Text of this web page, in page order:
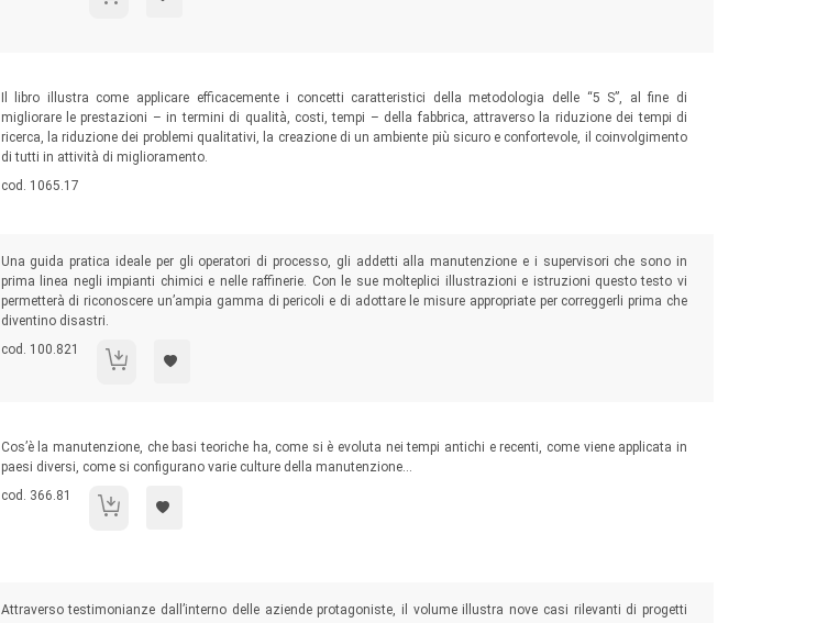
Sommario:
Il libro illustra come applicare efficacemente i concetti caratteristici della metodologia delle “5 S”, al fine di
migliorare le prestazioni – in termini di qualità, costi, tempi – della fabbrica, attraverso la riduzione dei tempi di
ricerca, la riduzione dei problemi qualitativi, la creazione di un ambiente più sicuro e confortevole, il coinvolgimento
di tutti in attività di miglioramento.
Codice libro:
cod. 1065.17
Sommario:
Una guida pratica ideale per gli operatori di processo, gli addetti alla manutenzione e i supervisori che sono in
prima linea negli impianti chimici e nelle raffinerie. Con le sue molteplici illustrazioni e istruzioni questo testo vi
permetterà di riconoscere un’ampia gamma di pericoli e di adottare le misure appropriate per correggerli prima che
diventino disastri.
Codice libro:
cod. 100.821 Approccio pratico alla individuazione dei pericoli per gli addetti alla produzione ed alla manutenzione
Sommario:
Cos’è la manutenzione, che basi teoriche ha, come si è evoluta nei tempi antichi e recenti, come viene applicata in
paesi diversi, come si configurano varie culture della manutenzione…
Codice libro:
cod. 366.81 Manutenzione, una speranza per il futuro del mondo
Sommario:
Attraverso testimonianze dall’interno delle aziende protagoniste, il volume illustra nove casi rilevanti di progetti